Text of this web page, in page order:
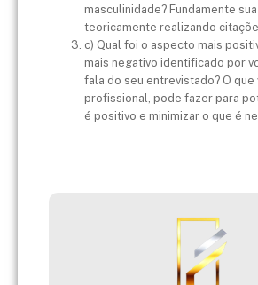
masculinidade? Fundamente
teoricamente realizando
c) Qual foi o aspecto mais
mais negativo identificado por
fala do seu entrevistado? O que
profissional, pode fazer para
é positivo e minimizar o que é